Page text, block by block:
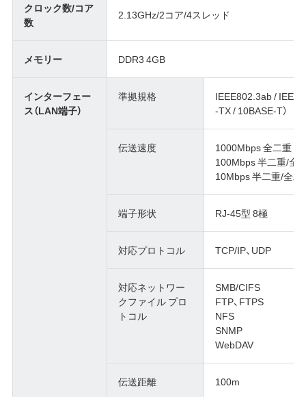
クロック数/コア
数
2.13GHz/2コア/4スレッド
メモリー DDR3 4GB
インターフェー
ス（LAN端子）
準拠規格
IEEE802.3ab /
-TX / 10BASE-T）
伝送速度
1000Mbps 全二重
100Mbps 半二重/全
10Mbps 半二重/全二
端子形状 RJ-45型 8極
対応プロトコル TCP/IP、UDP
対応ネットワー
クファイル プロ
トコル
SMB/CIFS
FTP、FTPS
NFS
SNMP
WebDAV
伝送距離 100m